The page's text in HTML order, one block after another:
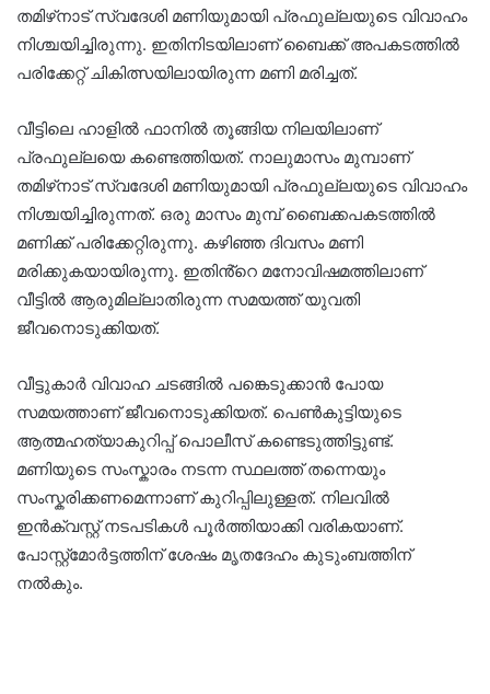
തമിഴ്‌നാട് സ്വദേശി മണിയുമായി പ്രഫുല്ലയുടെ വിവാഹം
നിശ്ചയിച്ചിരുന്നു. ഇതിനിടയിലാണ് ബൈക്ക് അപകടത്തിൽ
പരിക്കേറ്റ് ചികിത്സയിലായിരുന്ന മണി മരിച്ചത്.
വീട്ടിലെ ഹാളിൽ ഫാനിൽ തൂങ്ങിയ നിലയിലാണ്
പ്രഫുല്ലയെ കണ്ടെത്തിയത്. നാലുമാസം മുമ്പാണ്
തമിഴ്‌നാട് സ്വദേശി മണിയുമായി പ്രഫുല്ലയുടെ വിവാ​ഹം
നിശ്ചയിച്ചിരുന്നത്. ഒരു മാസം മുമ്പ് ബൈക്കപകടത്തിൽ
മണിക്ക് പരിക്കേറ്റിരുന്നു. കഴിഞ്ഞ ദിവസം മണി
മരിക്കുകയായിരുന്നു. ഇതിൻ്റെ മനോവിഷമത്തിലാണ്
വീട്ടിൽ ആരുമില്ലാതിരുന്ന സമയത്ത് യുവതി
ജീവനൊടുക്കിയത്.
വീട്ടുകാർ വിവാഹ ചടങ്ങിൽ പങ്കെടുക്കാൻ പോയ
സമയത്താണ് ജീവനൊടുക്കിയത്. പെൺകുട്ടിയുടെ
ആത്മഹത്യാകുറിപ്പ് പൊലീസ് കണ്ടെടുത്തിട്ടുണ്ട്.
മണിയുടെ സംസ്കാരം നടന്ന സ്ഥലത്ത് തന്നെയും
സംസ്കരിക്കണമെന്നാണ് കുറിപ്പിലുള്ളത്. നിലവിൽ
ഇൻക്വസ്റ്റ് നടപടികൾ പൂർത്തിയാക്കി വരികയാണ്.
പോസ്റ്റ്മോർട്ടത്തിന് ശേഷം മൃതദേഹം കുടുംബത്തിന്
നൽകും.